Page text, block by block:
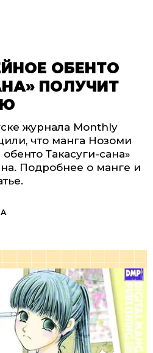
ОБЕНТО
ПОЛУЧИТ
журнала Monthly
что манга Нозоми
Такасуги-сана»
Подробнее о манге и